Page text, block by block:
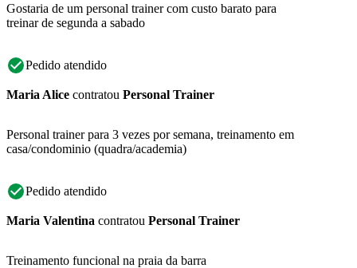
Gostaria de um personal trainer com custo barato para
treinar de segunda a sabado
Pedido atendido
Maria Alice contratou Personal Trainer
Personal trainer para 3 vezes por semana, treinamento em
casa/condominio (quadra/academia)
Pedido atendido
Maria Valentina contratou Personal Trainer
Treinamento funcional na praia da barra